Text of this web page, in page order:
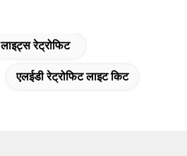
रेट्रोफिट
एलईडी रेट्रोफिट लाइट किट